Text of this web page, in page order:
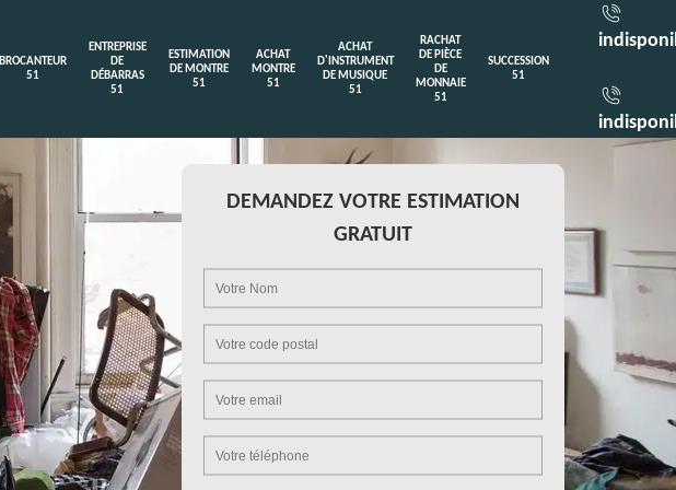
BROCANTEUR
51
ENTREPRISE
DE
DÉBARRAS
51
ESTIMATION
DE MONTRE
51
ACHAT
MONTRE
51
ACHAT
D'INSTRUMENT
DE MUSIQUE
51
RACHAT
DE PIÈCE
DE
MONNAIE
51
SUCCESSION
51
DEMANDEZ VOTRE ESTIMATION
GRATUIT